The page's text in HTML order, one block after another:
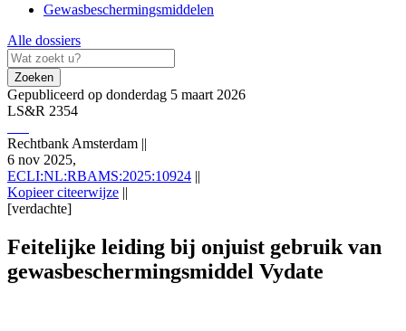
Gewasbeschermingsmiddelen
Alle dossiers
Zoeken
Gepubliceerd op donderdag 5 maart 2026
LS&R 2354
Rechtbank Amsterdam ||
6 nov 2025,
ECLI:NL:RBAMS:2025:10924 ||
Kopieer citeerwijze ||
[verdachte]
ECLI:NL:RBAMS:2025:10924 ([verdachte]), https://redactie-
delex.cshark.nl/artikelen/feitelijke-leiding-bij-onjuist-gebruik-van-
gewasbeschermingsmiddel-vydate
Feitelijke leiding bij onjuist gebruik van
gewasbeschermingsmiddel Vydate